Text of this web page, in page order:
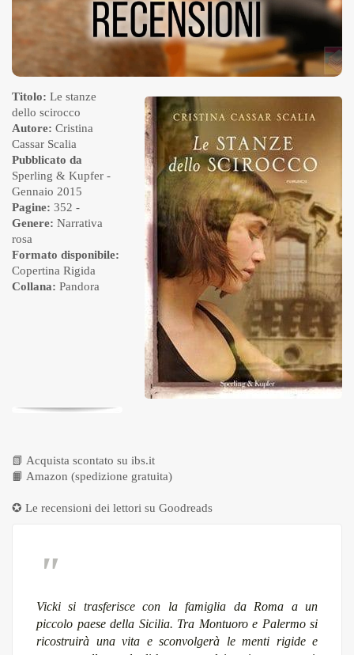
Titolo: Le stanze
dello scirocco
Autore: Cristina
Cassar Scalia
Pubblicato da
Sperling & Kupfer -
Gennaio 2015
Pagine: 352 -
Genere: Narrativa
rosa
Formato disponibile:
Copertina Rigida
Collana: Pandora
📗 Acquista scontato su ibs.it
📙 Amazon (spedizione gratuita)
✪ Le recensioni dei lettori su Goodreads
Vicki si trasferisce con la famiglia da Roma a un
piccolo paese della Sicilia. Tra Montuoro e Palermo si
ricostruirà una vita e sconvolgerà le menti rigide e